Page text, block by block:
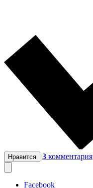
Нравится 3 комментария
Facebook